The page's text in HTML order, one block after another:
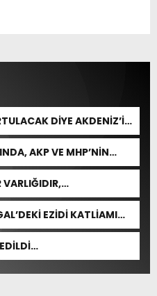
DİYE AKDENİZ’İ
AKP VE MHP’NİN
VARLIĞIDIR,
EZİDİ KATLİAMI